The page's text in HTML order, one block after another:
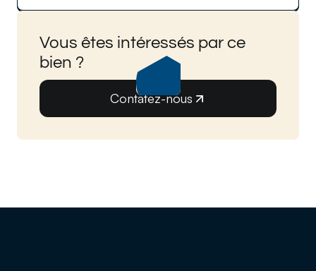
Vous êtes intéressés par ce
bien ?
Contatez-nous